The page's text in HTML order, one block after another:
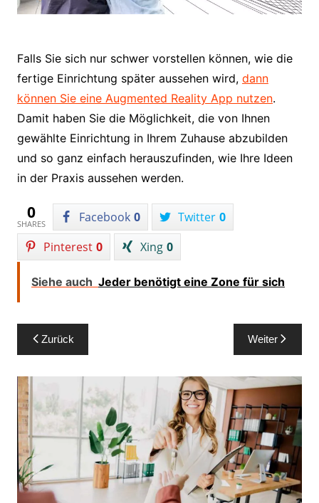
Falls Sie sich nur schwer vorstellen können, wie die
fertige Einrichtung später aussehen wird, dann
können Sie eine Augmented Reality App nutzen.
Damit haben Sie die Möglichkeit, die von Ihnen
gewählte Einrichtung in Ihrem Zuhause abzubilden
und so ganz einfach herauszufinden, wie Ihre Ideen
in der Praxis aussehen werden.
0
SHARES Facebook 0 Twitter 0
Pinterest 0 Xing 0
Siehe auch Jeder benötigt eine Zone für sich
Beitragsnavigation
Zurück Weiter